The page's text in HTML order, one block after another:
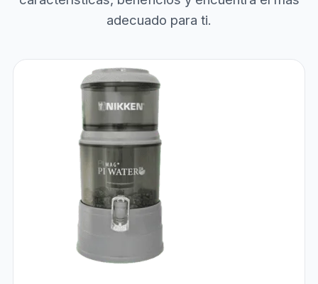
adecuado para ti.